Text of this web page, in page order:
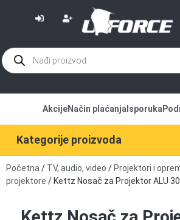
Kategorije proizvoda
AkcijeNačin plaćanja Isporuka
Početna / TV, audio, video / Projektori i
projektore / Kettz Nosač za Projektor ALU